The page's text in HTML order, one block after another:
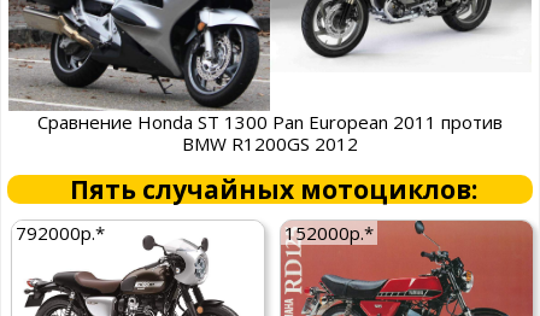
Сравнение Honda ST 1300 Pan European 2011 против
BMW R1200GS 2012
Пять случайных мотоциклов:
792000р.* 152000р.*